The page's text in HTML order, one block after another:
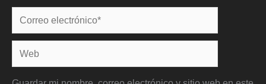
Correo
electrónico*
Web